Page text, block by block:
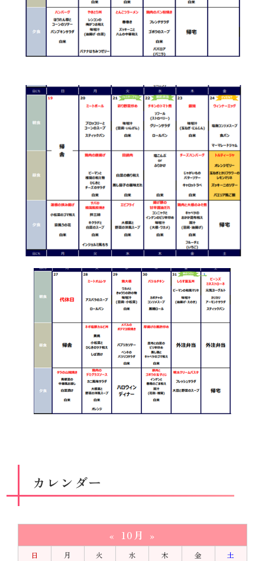
カレンダー
« 10月 »
日 月 火 水 木 金
土